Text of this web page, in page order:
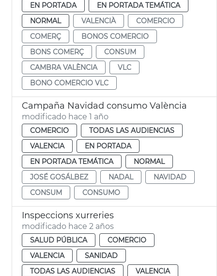
EN PORTADA
EN PORTADA TEMÁTICA
NORMAL
VALENCIÀ
COMERCIO
COMERÇ
BONOS COMERCIO
BONS COMERÇ
CONSUM
CAMBRA VALÈNCIA
VLC
BONO COMERCIO VLC
Campaña Navidad consumo València
modificado hace 1 año
COMERCIO
TODAS LAS AUDIENCIAS
VALENCIA
EN PORTADA
EN PORTADA TEMÁTICA
NORMAL
JOSÉ GOSÁLBEZ
NADAL
NAVIDAD
CONSUM
CONSUMO
Inspeccions xurreries
modificado hace 2 años
SALUD PÚBLICA
COMERCIO
VALENCIA
SANIDAD
TODAS LAS AUDIENCIAS
VALENCIA